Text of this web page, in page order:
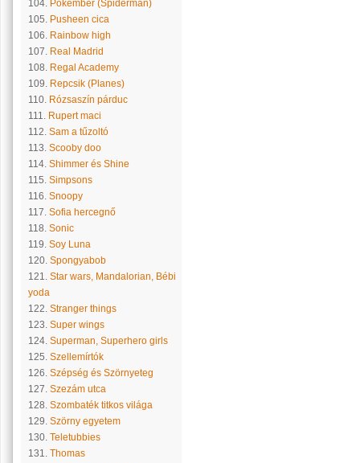
104. Pókember (Spiderman)
105. Pusheen cica
106. Rainbow high
107. Real Madrid
108. Regal Academy
109. Repcsik (Planes)
110. Rózsaszín párduc
111. Rupert maci
112. Sam a tűzoltó
113. Scooby doo
114. Shimmer és Shine
115. Simpsons
116. Snoopy
117. Sofia hercegnő
118. Sonic
119. Soy Luna
120. Spongyabob
121. Star wars, Mandalorian, Bébi
yoda
122. Stranger things
123. Super wings
124. Superman, Superhero girls
125. Szellemírtók
126. Szépség és Szörnyeteg
127. Szezám utca
128. Szombaték titkos világa
129. Szörny egyetem
130. Teletubbies
131. Thomas